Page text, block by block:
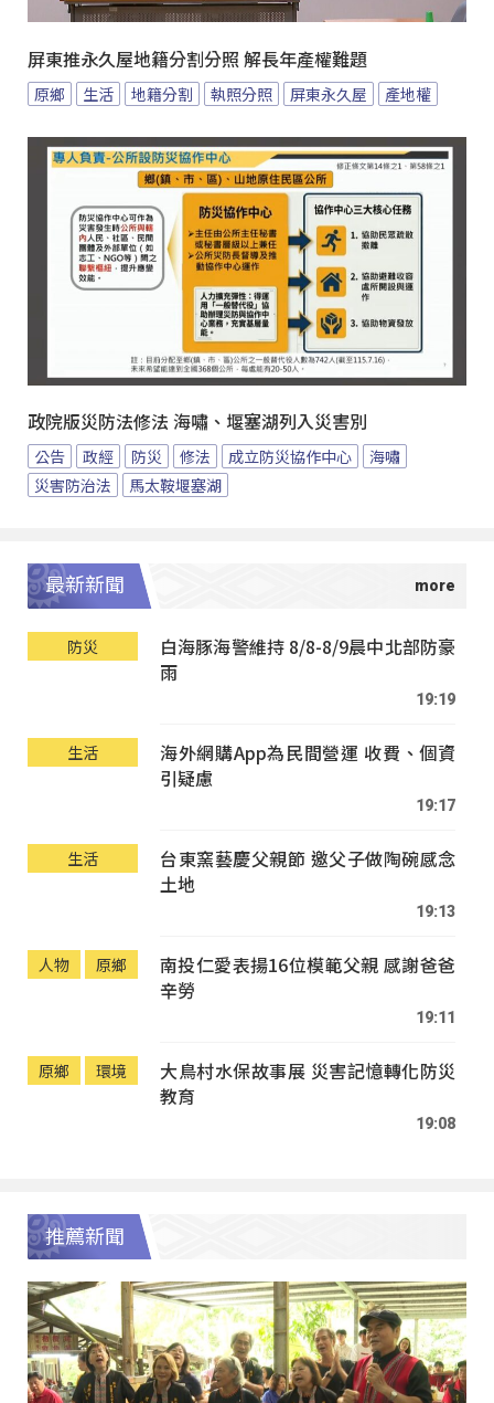
屏東推永久屋地籍分割分照 解長年產權難題
原鄉 生活 地籍分割 執照分照 屏東永久屋 產地權
政院版災防法修法 海嘯、堰塞湖列入災害別
公告 政經 防災 修法 成立防災協作中心
海嘯
災害防治法
馬太鞍堰塞湖
最新新聞
防災
白海豚海警維持 8/8-8/9晨中北部防豪
雨
19:19
生活
海外網購App為民間營運 收費、個資
引疑慮
19:17
生活
台東窯藝慶父親節 邀父子做陶碗感念
土地
19:13
人物 原鄉
南投仁愛表揚16位模範父親 感謝爸爸
辛勞
19:11
原鄉 環境
大鳥村水保故事展 災害記憶轉化防災
教育
19:08
推薦新聞